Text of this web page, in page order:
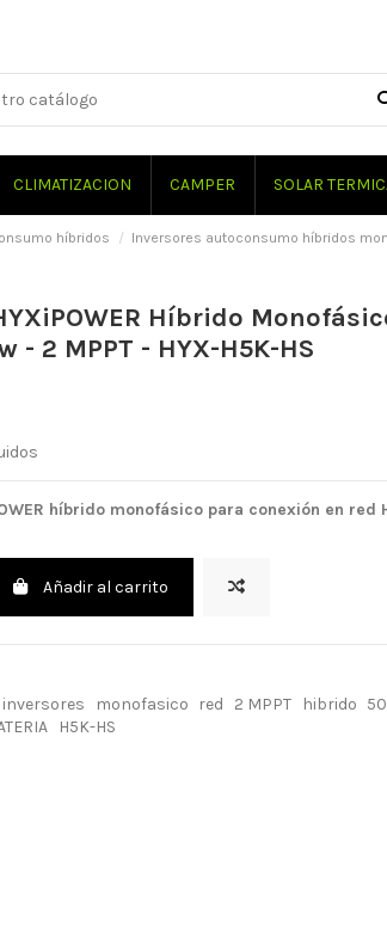
CLIMATIZACION CAMPER SOLAR
híbridos Inversores autoconsumo híbridos
Híbrido
- 2 MPPT - HYX-H5K-HS
híbrido monofásico para conexión en red
Añadir al carrito
inversores monofasico red 2 MPPT hibrido
H5K-HS